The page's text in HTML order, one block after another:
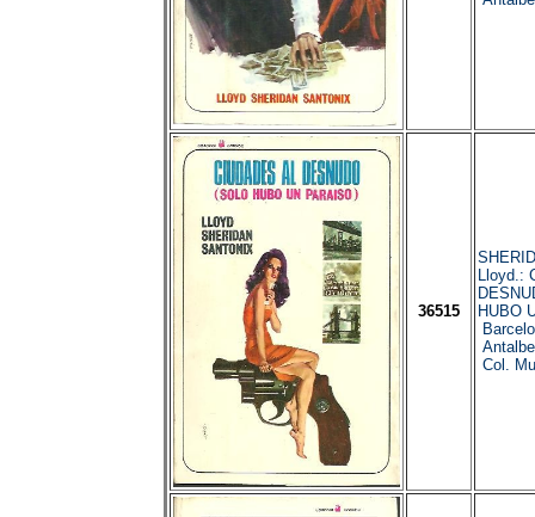
36515
Lloyd.:
HUBO
Col.